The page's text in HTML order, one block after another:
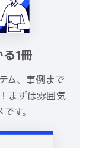
1冊
ム、事例まで
まずは雰囲気
す。
/